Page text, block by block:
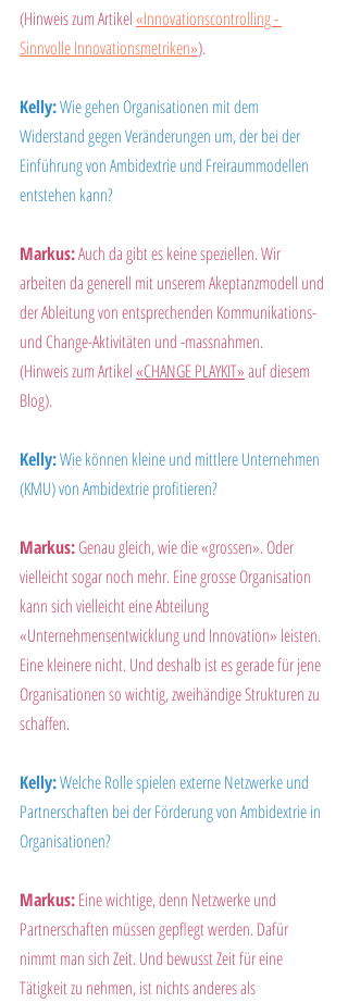
(Hinweis zum Artikel«Innovationscontrolling -
Sinnvolle Innovationsmetriken»).
Kelly: Wie gehen Organisationen mit dem
Widerstand gegen Veränderungen um, der bei der
Einführung von Ambidextrie und Freiraummodellen
entstehen kann?
Markus: Auch da gibt es keine speziellen. Wir
arbeiten da generell mit unserem Akeptanzmodell und
der Ableitung von entsprechenden Kommunikations-
und Change-Aktivitäten und -massnahmen.
(Hinweis zum Artikel «CHANGE PLAYKIT» auf diesem
Blog).
Kelly: Wie können kleine und mittlere Unternehmen
(KMU) von Ambidextrie profitieren?
Markus: Genau gleich, wie die «grossen». Oder
vielleicht sogar noch mehr. Eine grosse Organisation
kann sich vielleicht eine Abteilung
«Unternehmensentwicklung und Innovation» leisten.
Eine kleinere nicht. Und deshalb ist es gerade für jene
Organisationen so wichtig, zweihändige Strukturen zu
schaffen.
Kelly: Welche Rolle spielen externe Netzwerke und
Partnerschaften bei der Förderung von Ambidextrie in
Organisationen?
Markus: Eine wichtige, denn Netzwerke und
Partnerschaften müssen gepflegt werden. Dafür
nimmt man sich Zeit. Und bewusst Zeit für eine
Tätigkeit zu nehmen, ist nichts anderes als